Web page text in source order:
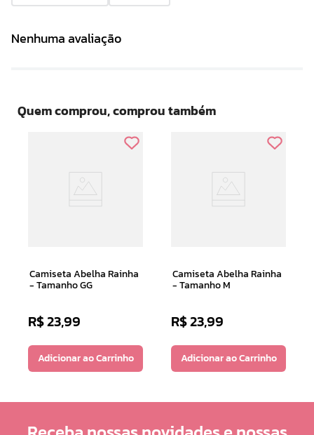
Nenhuma avaliação
Quem comprou, comprou também
Camiseta Abelha Rainha
- Tamanho GG
R$23,99
Adicionar ao Carrinho
Camiseta Abelha Rainha
- Tamanho M
R$23,99
Adicionar ao Carrinho